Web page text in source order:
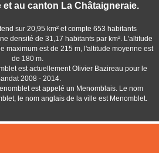
et au canton La Châtaigneraie.
sur 20,95 km² et compte 653 habitants
densité de 31,17 habitants par km². L'altitude
maximum est de 215 m, l'altitude moyenne est
de 180 m.
est actuellement Olivier Bazireau pour le
2008 - 2014.
est appelé un Menomblais. Le nom
le nom anglais de la ville est Menomblet.